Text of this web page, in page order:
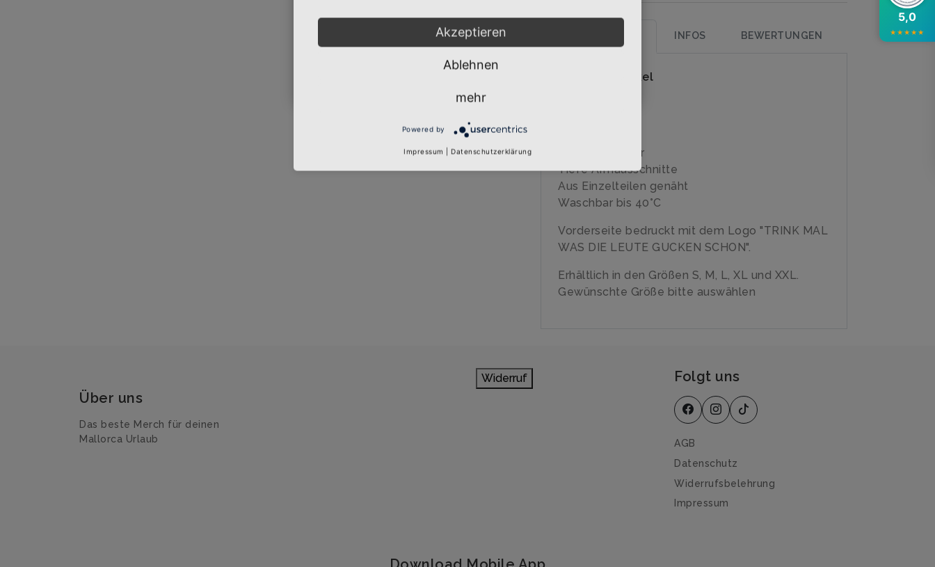
INFOS BEWERTUNGEN
Über den Artikel
100% Polyester
Tiefe Armausschnitte
Aus Einzelteilen genäht
Waschbar bis 40°C
Vorderseite bedruckt mit dem Logo "TRINK MAL
WAS DIE LEUTE GUCKEN SCHON".
Erhältlich in den Größen S, M, L, XL und XXL.
Gewünschte Größe bitte auswählen
Über uns
Das beste Merch für deinen
Mallorca Urlaub
Widerruf Folgt uns
AGB
Datenschutz
Widerrufsbelehrung
Impressum
Abonnieren
Akzeptieren
Ablehnen
mehr
Powered by
Impressum Datenschutzerklärung
5,0
★★★★★